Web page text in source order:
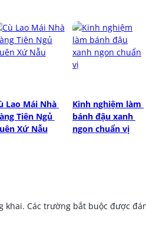
Lao Mái Nhà
Tiên Ngủ
Xứ Nẫu
Kinh nghiệm làm
bánh đậu xanh
ngon chuẩn vị
khai. Các trường bắt buộc được